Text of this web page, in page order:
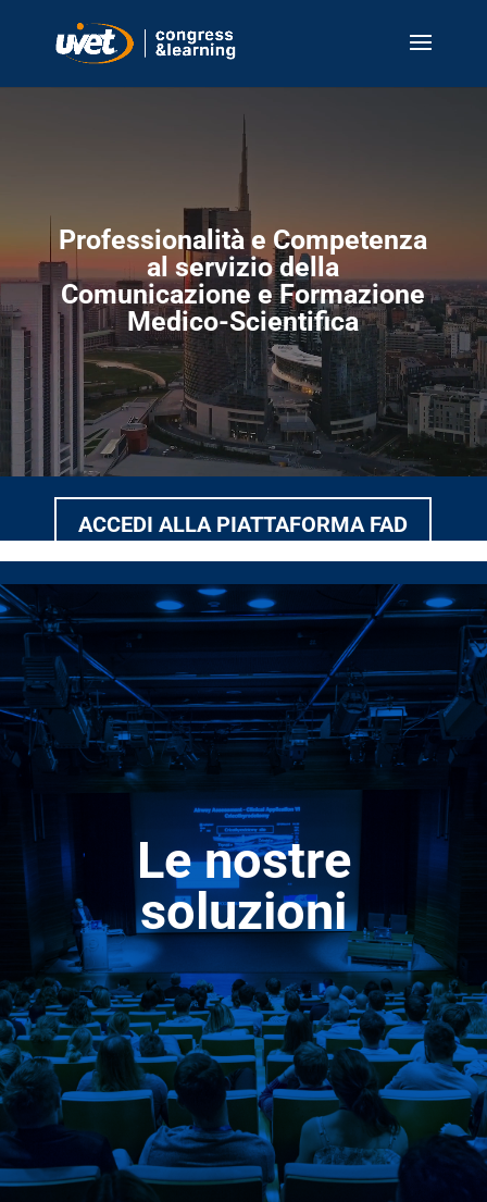
Professionalità e Competenza
al servizio della
Comunicazione e Formazione
Medico-Scientifica
ACCEDI ALLA PIATTAFORMA FAD
Le nostre
soluzioni